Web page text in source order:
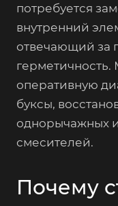
потребуется
внутренний
отвечающий за
оперативную
буксы,
однорычажных
смесителей.
Почему